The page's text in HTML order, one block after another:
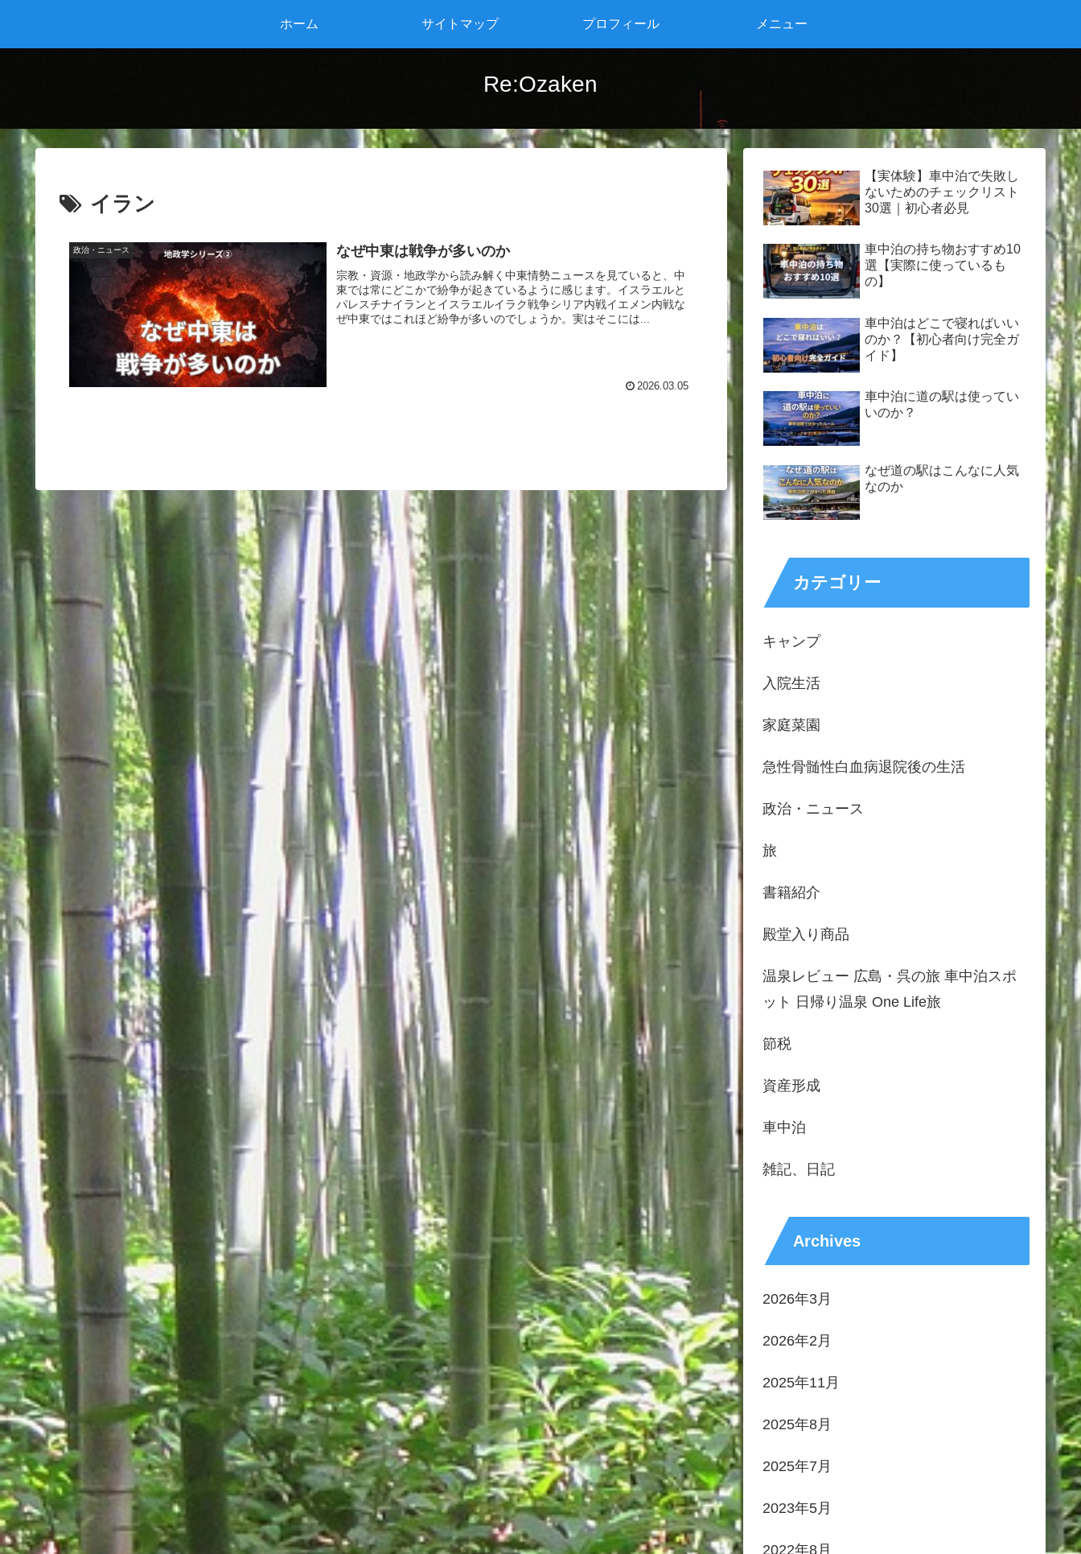
Re:Ozaken
ホーム サイトマップ プロフィール メニュー
イラン
政治・ニュース なぜ中東は戦争が多いのか
宗教・資源・地政学から読み解く中東情勢ニュースを見ていると、中
東では常にどこかで紛争が起きているように感じます。イスラエルと
パレスチナイランとイスラエルイラク戦争シリア内戦イエメン内戦な
ぜ中東ではこれほど紛争が多いのでしょうか。実はそこには...
2026.03.05
【実体験】車中泊で失敗し
ないためのチェックリスト
30選｜初心者必見
車中泊の持ち物おすすめ10
選【実際に使っているも
の】
車中泊はどこで寝ればいい
のか？【初心者向け完全ガ
イド】
車中泊に道の駅は使ってい
いのか？
なぜ道の駅はこんなに人気
なのか
カテゴリー
キャンプ
入院生活
家庭菜園
急性骨髄性白血病退院後の生活
政治・ニュース
旅
書籍紹介
殿堂入り商品
温泉レビュー 広島・呉の旅 車中泊スポ
ット 日帰り温泉 One Life旅
節税
資産形成
車中泊
雑記、日記
Archives
2026年3月
2026年2月
2025年11月
2025年8月
2025年7月
2023年5月
2022年8月